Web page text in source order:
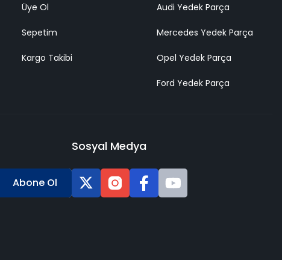
Üye Ol
Sepetim
Kargo Takibi
Audi Yedek Parça
Mercedes Yedek Parça
Opel Yedek Parça
Ford Yedek Parça
Abone Ol
Sosyal Medya